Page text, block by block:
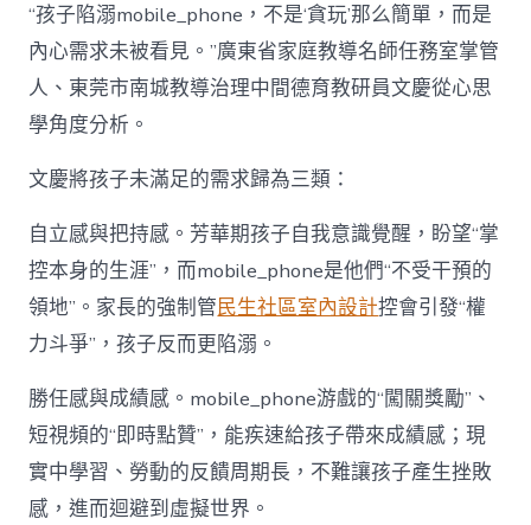
“孩子陷溺mobile_phone，不是‘貪玩’那么簡單，而是
內心需求未被看見。”廣東省家庭教導名師任務室掌管
人、東莞市南城教導治理中間德育教研員文慶從心思
學角度分析。
文慶將孩子未滿足的需求歸為三類：
自立感與把持感。芳華期孩子自我意識覺醒，盼望“掌
控本身的生涯”，而mobile_phone是他們“不受干預的
領地”。家長的強制管民生社區室內設計控會引發“權
力斗爭”，孩子反而更陷溺。
勝任感與成績感。mobile_phone游戲的“闖關獎勵”、
短視頻的“即時點贊”，能疾速給孩子帶來成績感；現
實中學習、勞動的反饋周期長，不難讓孩子產生挫敗
感，進而迴避到虛擬世界。